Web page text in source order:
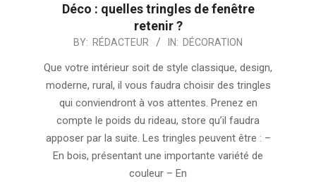
Déco : quelles tringles de fenêtre
retenir ?
BY: RÉDACTEUR IN: DÉCORATION
Que votre intérieur soit de style classique, design,
moderne, rural, il vous faudra choisir des tringles
qui conviendront à vos attentes. Prenez en
compte le poids du rideau, store qu’il faudra
apposer par la suite. Les tringles peuvent être : –
En bois, présentant une importante variété de
couleur – En